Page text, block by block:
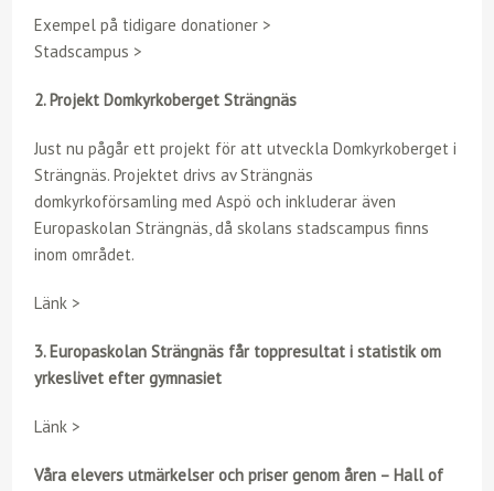
Exempel på tidigare donationer >
Stadscampus >
2. Projekt Domkyrkoberget Strängnäs
Just nu pågår ett projekt för att utveckla Domkyrkoberget i
Strängnäs. Projektet drivs av Strängnäs
domkyrkoförsamling med Aspö och inkluderar även
Europaskolan Strängnäs, då skolans stadscampus finns
inom området.
Länk >
3. Europaskolan Strängnäs får toppresultat i statistik om
yrkeslivet efter gymnasiet
Länk >
Våra elevers utmärkelser och priser genom åren – Hall of